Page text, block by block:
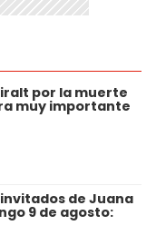
por la muerte
muy importante
de Juana
9 de agosto: